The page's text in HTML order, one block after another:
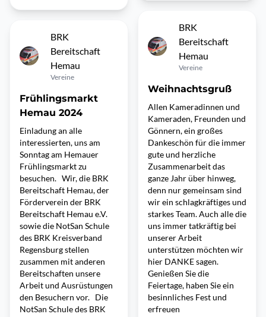
BRK
Bereitschaft
Hemau
Vereine
Frühlingsmarkt
Hemau 2024
Einladung an alle
interessierten, uns am
Sonntag am Hemauer
Frühlingsmarkt zu
besuchen. Wir, die BRK
Bereitschaft Hemau, der
Förderverein der BRK
Bereitschaft Hemau e.V.
sowie die NotSan Schule
des BRK Kreisverband
Regensburg stellen
zusammen mit anderen
Bereitschaften unsere
Arbeit und Ausrüstungen
den Besuchern vor. Die
NotSan Schule des BRK
BRK
Bereitschaft
Hemau
Vereine
Weihnachtsgruß
Allen Kameradinnen und
Kameraden, Freunden und
Gönnern, ein großes
Dankeschön für die immer
gute und herzliche
Zusammenarbeit das
ganze Jahr über hinweg,
denn nur gemeinsam sind
wir ein schlagkräftiges und
starkes Team. Auch alle die
uns immer tatkräftig bei
unserer Arbeit
unterstützen möchten wir
hier DANKE sagen.
Genießen Sie die
Feiertage, haben Sie ein
besinnliches Fest und
erfreuen